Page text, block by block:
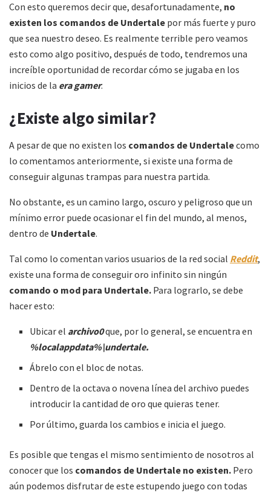
Con esto queremos decir que, desafortunadamente, no
existen los comandos de Undertale por más fuerte y puro
que sea nuestro deseo. Es realmente terrible pero veamos
esto como algo positivo, después de todo, tendremos una
increíble oportunidad de recordar cómo se jugaba en los
inicios de la era gamer.
¿Existe algo similar?
A pesar de que no existen los comandos de Undertalecomo
lo comentamos anteriormente, si existe una forma de
conseguir algunas trampas para nuestra partida.
No obstante, es un camino largo, oscuro y peligroso que un
mínimo error puede ocasionar el fin del mundo, al menos,
dentro de Undertale.
Tal como lo comentan varios usuarios de la red social Reddit,
existe una forma de conseguir oro infinito sin ningún
comando o mod para Undertale. Para lograrlo, se debe
hacer esto:
Ubicar el archivo0que, por lo general, se encuentra en
%localappdata%\undertale.
Ábrelo con el bloc de notas.
Dentro de la octava o novena línea del archivo puedes
introducir la cantidad de oro que quieras tener.
Por último, guarda los cambios e inicia el juego.
Es posible que tengas el mismo sentimiento de nosotros al
conocer que los comandos de Undertale no existen. Pero
aún podemos disfrutar de este estupendo juego con todas